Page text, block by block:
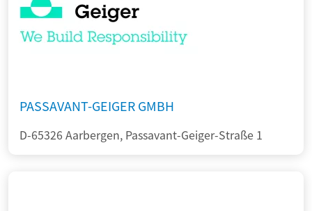
PASSAVANT-GEIGER GMBH
D-65326 Aarbergen, Passavant-Geiger-Straße 1